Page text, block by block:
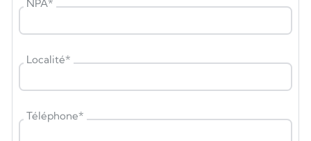
NPA*
Localité*
Téléphone*